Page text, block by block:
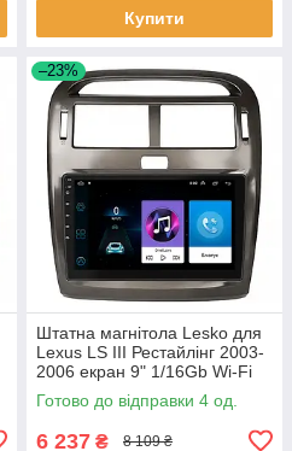
Купити
–23%
Штатна магнітола Lesko для
Lexus LS III Рестайлінг 2003-
2006 екран 9" 1/16Gb Wi-Fi
GPS Base 4 шт.
Готово до відправки 4 од.
6 237 ₴ 8 109 ₴